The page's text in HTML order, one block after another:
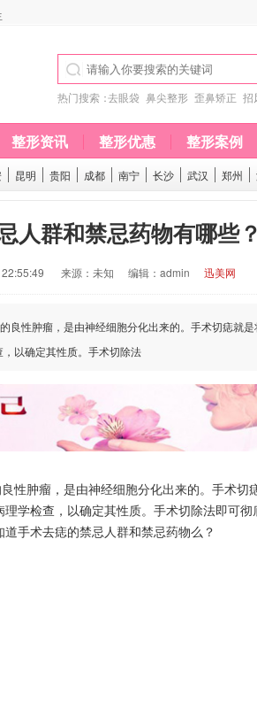
热门搜索：去眼袋 鼻尖整形 歪鼻矫正 招
整形资讯 整形优惠 整形案例
昆明 贵阳 成都 南宁 长沙 武汉 郑州
人群和禁忌药物有哪些？
来源：未知 编辑：admin 迅美网
性肿瘤，是由神经细胞分化出来的。手术切痣就是
以确定其性质。手术切除法
肿瘤，是由神经细胞分化出来的。手术切
学检查，以确定其性质。手术切除法即可
手术去痣的禁忌人群和禁忌药物么？